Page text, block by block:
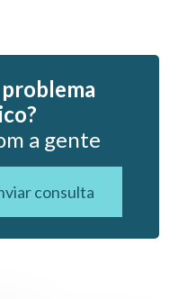
a gente
consulta